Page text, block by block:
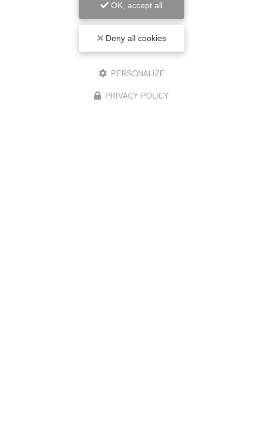
OK, accept all
Deny all cookies
PERSONALIZE
PRIVACY POLICY